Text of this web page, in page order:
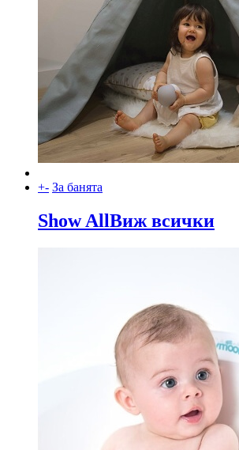
+- За банята
Show AllВиж всички